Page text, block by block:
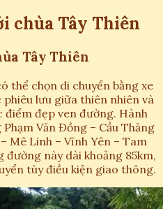
chùa Tây Thiên
Tây Thiên
thể chọn di chuyển bằng xe
lưu giữa thiên nhiên và
đẹp ven đường. Hành
Văn Đồng – Cầu Thăng
Mê Linh – Vĩnh Yên – Tam
đường này dài khoảng 85km,
tùy điều kiện giao thông.